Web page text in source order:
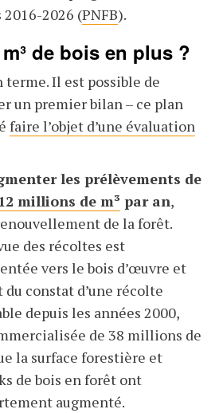
2026 (PNFB).
de bois en plus ?
terme. Il est possible de
un premier bilan – ce plan
faire l’objet d’une évaluation
les prélèvements de
12 millions de m³ par an,
de la forêt.
des récoltes est
vers le bois d’œuvre et
constat d’une récolte
depuis les années 2000,
de 38 millions de
la surface forestière et
de bois en forêt ont
augmenté.